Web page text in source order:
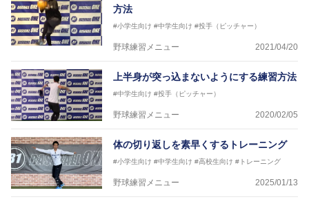
方法
#小学生向け #中学生向け #投手（ピッチャー）
野球練習メニュー 2021/04/20
上半身が突っ込まないようにする練習方法
#中学生向け #投手（ピッチャー）
野球練習メニュー 2020/02/05
体の切り返しを素早くするトレーニング
#小学生向け #中学生向け #高校生向け #トレーニング
野球練習メニュー 2025/01/13